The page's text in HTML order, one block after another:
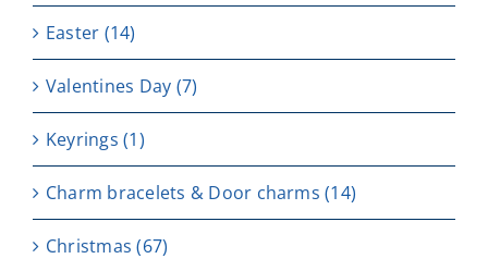
Easter (14)
Valentines Day (7)
Keyrings (1)
Charm bracelets & Door charms (14)
Christmas (67)